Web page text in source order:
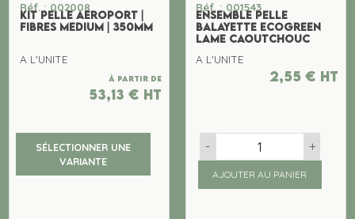
Réf. : 002008
KIT PELLE AEROPORT |
FIBRES MEDIUM | 350MM
A L'UNITE
À partir de
53,13 € ht
SÉLECTIONNER UNE
VARIANTE
Réf. : 001543
ENSEMBLE PELLE
BALAYETTE ECOGREEN
LAME CAOUTCHOUC
A L'UNITE
2,55 € ht
- +
AJOUTER AU PANIER